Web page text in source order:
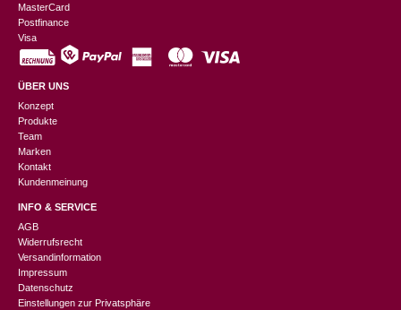
MasterCard
Postfinance
Visa
ÜBER UNS
Konzept
Produkte
Team
Marken
Kontakt
Kundenmeinung
INFO & SERVICE
AGB
Widerrufsrecht
Versandinformation
Impressum
Datenschutz
Einstellungen zur Privatsphäre